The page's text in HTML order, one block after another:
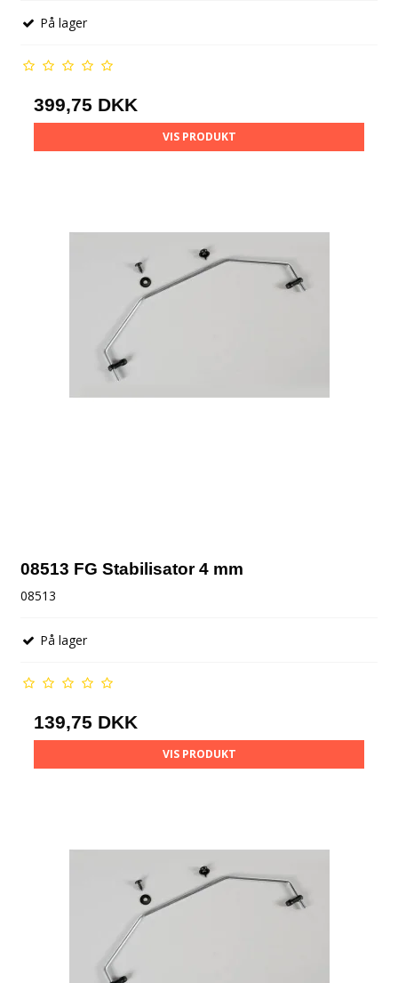
På lager
399,75 DKK
VIS PRODUKT
08513 FG Stabilisator 4 mm
08513
På lager
139,75 DKK
VIS PRODUKT